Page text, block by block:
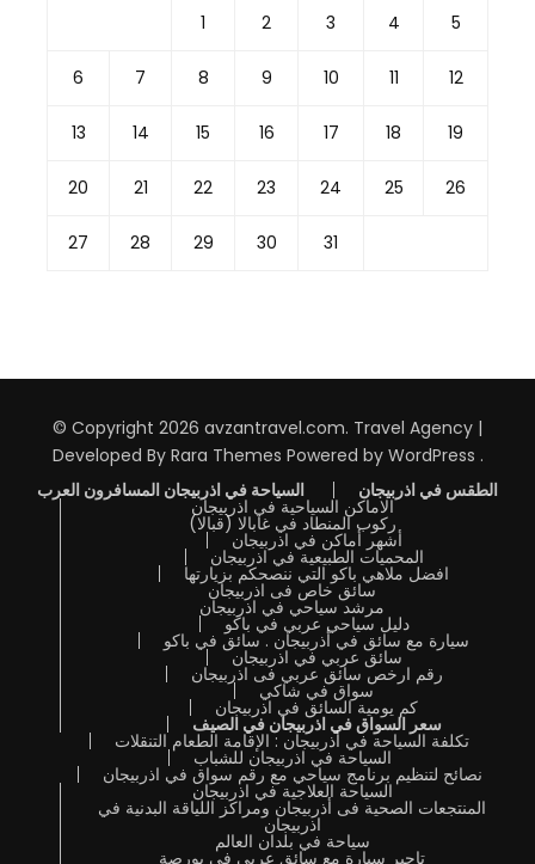
1 2 3 4 5
6 7 8 9 10 11 12
13 14 15 16 17 18 19
20 21 22 23 24 25 26
27 28 29 30 31
© Copyright 2026 avzantravel.com. Travel Agency |
Developed By Rara Themes Powered by WordPress .
السياحة في اذربيجان المسافرون العرب
الطقس في اذربيجان
الاماكن السياحية في اذربيجان
ركوب المنطاد في غابالا (قبالا)
أشهر أماكن في اذربيجان
المحميات الطبيعية في اذربيجان
افضل ملاهي باكو التي ننصحكم بزيارتها
سائق خاص فى اذربيجان
مرشد سياحي في اذربيجان
دليل سياحي عربي في باكو
سيارة مع سائق في أذربيجان . سائق في باكو
سائق عربي في اذربيجان
رقم ارخص سائق عربي فى اذربيجان
سواق في شاكي
كم يومية السائق في اذربيجان
سعر السواق في اذربيجان في الصيف
تكلفة السياحة في أذربيجان : الإقامة الطعام التنقلات
السياحة في اذربيجان للشباب
نصائح لتنظيم برنامج سياحي مع رقم سواق في اذربيجان
السياحة العلاجية في اذربيجان
المنتجعات الصحية فى أذربيجان ومراكز اللياقة البدنية في
اذربيجان
سياحة في بلدان العالم
تاجير سيارة مع سائق عربي في بورصة